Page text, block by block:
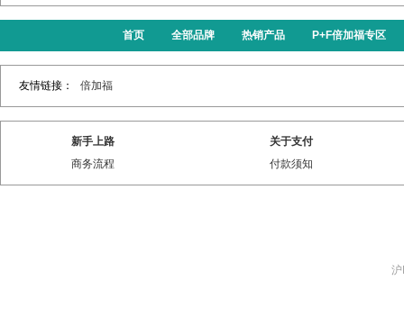
首页 全部品牌 热销产品 P+F倍加福专区
友情链接： 倍加福
新手上路
商务流程
关于支付
付款须知